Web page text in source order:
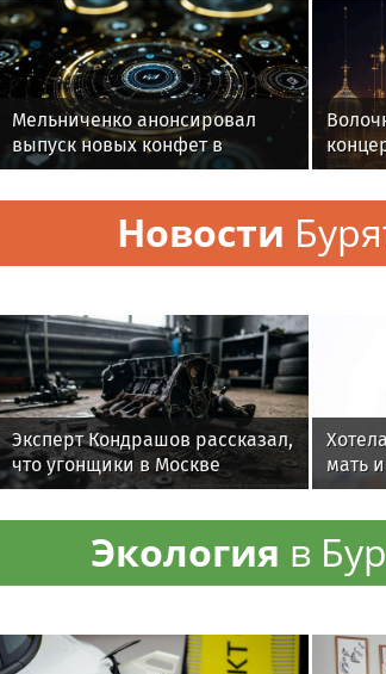
Мельниченко анонсировал
выпуск новых конфет в
Пензенской фабрике
Новости
Эксперт Кондрашов рассказал,
что угонщики в Москве
сменили тактику на разбор
запчастей
мать
Экология в